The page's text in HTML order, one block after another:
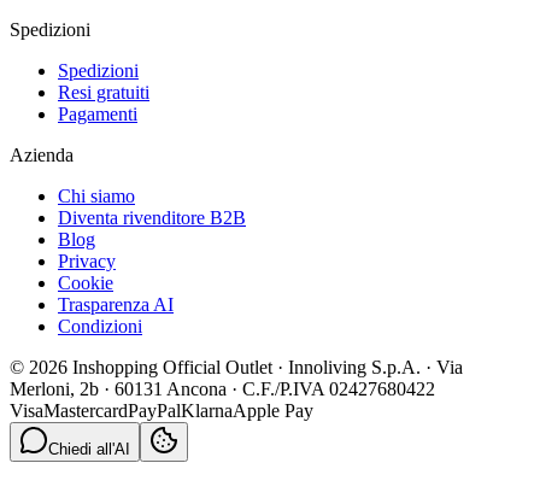
Spedizioni
Spedizioni
Resi gratuiti
Pagamenti
Azienda
Chi siamo
Diventa rivenditore B2B
Blog
Privacy
Cookie
Trasparenza AI
Condizioni
© 2026 Inshopping Official Outlet · Innoliving S.p.A. · Via
Merloni, 2b · 60131 Ancona · C.F./P.IVA 02427680422
VisaMastercardPayPalKlarnaApple Pay
Chiedi all'AI